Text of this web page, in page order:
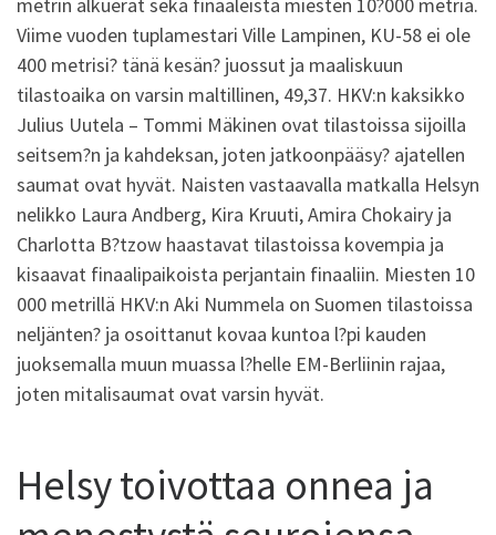
Viime vuoden tuplamestari Ville Lampinen, KU-58 ei ole
400 metrisi? tänä kesän? juossut ja maaliskuun
tilastoaika on varsin maltillinen, 49,37. HKV:n kaksikko
Julius Uutela – Tommi Mäkinen ovat tilastoissa sijoilla
seitsem?n ja kahdeksan, joten jatkoonpääsy? ajatellen
saumat ovat hyvät. Naisten vastaavalla matkalla Helsyn
nelikko Laura Andberg, Kira Kruuti, Amira Chokairy ja
Charlotta B?tzow haastavat tilastoissa kovempia ja
kisaavat finaalipaikoista perjantain finaaliin. Miesten 10
000 metrillä HKV:n Aki Nummela on Suomen tilastoissa
neljänten? ja osoittanut kovaa kuntoa l?pi kauden
juoksemalla muun muassa l?helle EM-Berliinin rajaa,
joten mitalisaumat ovat varsin hyvät.
Helsy toivottaa onnea ja